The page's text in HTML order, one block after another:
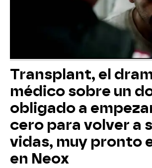
Transplant, el
médico sobre un
obligado a
cero para volver a
vidas, muy pronto
en Neox